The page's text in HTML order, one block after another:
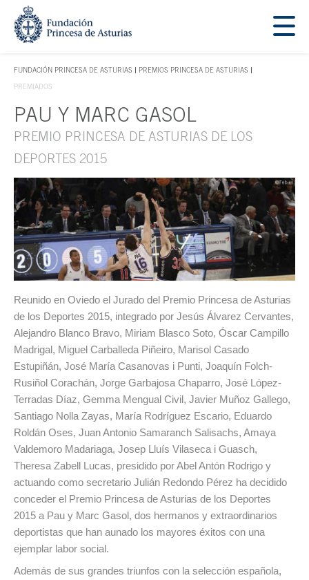
Saltar navegación. Ir directamente al contenido principal
FUNDACIÓN PRINCESA DE ASTURIAS
TECLA DE ACCESO 1
PREMIOS PRINCESA DE ASTURIAS
PREMIADOS
Contenido principal
PAU Y MARC GASOL
PREMIO PRINCESA DE ASTURIAS DE LOS
DEPORTES 2015
Reunido en Oviedo el Jurado del Premio Princesa de Asturias
de los Deportes 2015, integrado por Jesús Álvarez Cervantes,
Alejandro Blanco Bravo, Miriam Blasco Soto, Óscar Campillo
Madrigal, Miguel Carballeda Piñeiro, Marisol Casado
Estupiñán, José María Casanovas i Punti, Joaquín Folch-
Rusiñol Corachán, Jorge Garbajosa Chaparro, José López-
Terradas Díaz, Gemma Mengual Civil, Javier Muñoz Gallego,
Santiago Nolla Zayas, María Rodríguez Escario, Eduardo
Roldán Oses, Juan Antonio Samaranch Salisachs, Amaya
Valdemoro Madariaga, Josep Lluís Vilaseca i Guasch,
Theresa Zabell Lucas, presidido por Abel Antón Rodrigo y
actuando como secretario Julián Redondo Pérez ha decidido
conceder el Premio Princesa de Asturias de los Deportes
2015 a Pau y Marc Gasol, dos hermanos y extraordinarios
deportistas que han aunado los mayores éxitos con una
ejemplar labor social.
Además de sus grandes triunfos con la selección española,